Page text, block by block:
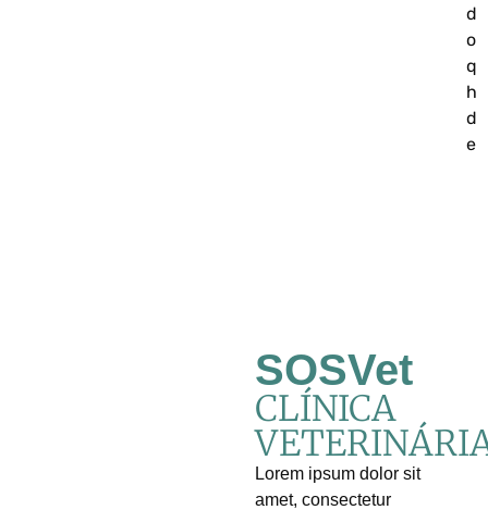
o
há
de
SOSVet
CLÍNICA
Lorem ipsum dolor sit
amet, consectetur